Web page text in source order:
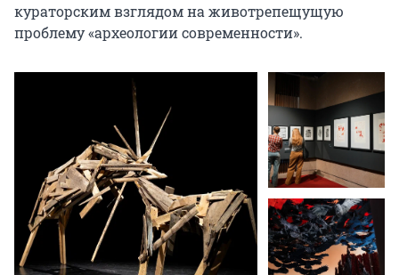
кураторским взглядом на животрепещущую
проблему «археологии современности».